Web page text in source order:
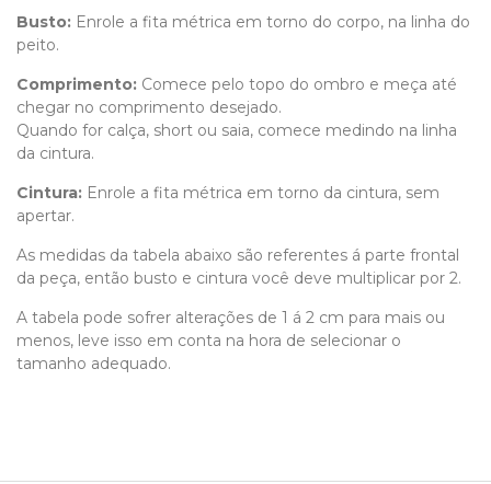
Busto: Enrole a fita métrica em torno do corpo, na linha do
peito.
Comprimento: Comece pelo topo do ombro e meça até
chegar no comprimento desejado.
Quando for calça, short ou saia, comece medindo na linha
da cintura.
Cintura: Enrole a fita métrica em torno da cintura, sem
apertar.
As medidas da tabela abaixo são referentes á parte frontal
da peça, então busto e cintura você deve multiplicar por 2.
A tabela pode sofrer alterações de 1 á 2 cm para mais ou
menos, leve isso em conta na hora de selecionar o
tamanho adequado.